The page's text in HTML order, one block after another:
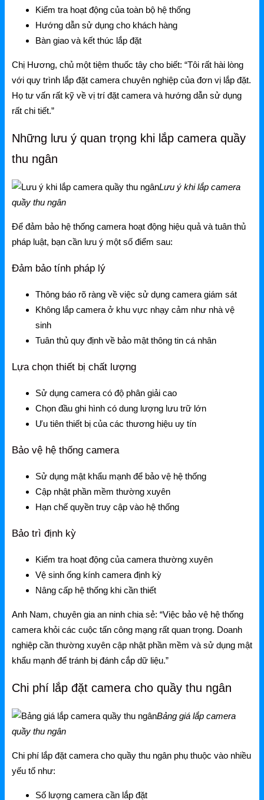
Ruijie Gateway
Ruijie Switch
Phụ kiện Ruijie
Ruijie Firewall
Grandstream WiFi
Grandstream Tổng Đài
Grandstream Thiết bị Hội Nghị
DLink
DLink Switch
DLink WiFi
Phụ Kiện DLink
DLink 4G
Kiểm tra hoạt động của toàn bộ hệ thống
Hướng dẫn sử dụng cho khách hàng
Bàn giao và kết thúc lắp đặt
Chị Hương, chủ một tiệm thuốc tây cho biết: “Tôi rất hài lòng
với quy trình lắp đặt camera chuyên nghiệp của đơn vị lắp đặt.
Họ tư vấn rất kỹ về vị trí đặt camera và hướng dẫn sử dụng
rất chi tiết.”
Những lưu ý quan trọng khi lắp camera quầy
thu ngân
Lưu ý khi lắp camera
quầy thu ngân
Để đảm bảo hệ thống camera hoạt động hiệu quả và tuân thủ
pháp luật, bạn cần lưu ý một số điểm sau:
Đảm bảo tính pháp lý
Thông báo rõ ràng về việc sử dụng camera giám sát
Không lắp camera ở khu vực nhạy cảm như nhà vệ
sinh
Tuân thủ quy định về bảo mật thông tin cá nhân
Lựa chọn thiết bị chất lượng
Sử dụng camera có độ phân giải cao
Chọn đầu ghi hình có dung lượng lưu trữ lớn
Ưu tiên thiết bị của các thương hiệu uy tín
Bảo vệ hệ thống camera
Sử dụng mật khẩu mạnh để bảo vệ hệ thống
Cập nhật phần mềm thường xuyên
Hạn chế quyền truy cập vào hệ thống
Bảo trì định kỳ
Kiểm tra hoạt động của camera thường xuyên
Vệ sinh ống kính camera định kỳ
Nâng cấp hệ thống khi cần thiết
Anh Nam, chuyên gia an ninh chia sẻ: “Việc bảo vệ hệ thống
camera khỏi các cuộc tấn công mạng rất quan trọng. Doanh
nghiệp cần thường xuyên cập nhật phần mềm và sử dụng mật
khẩu mạnh để tránh bị đánh cắp dữ liệu.”
Chi phí lắp đặt camera cho quầy thu ngân
Bảng giá lắp camera
quầy thu ngân
Chi phí lắp đặt camera cho quầy thu ngân phụ thuộc vào nhiều
yếu tố như:
Số lượng camera cần lắp đặt